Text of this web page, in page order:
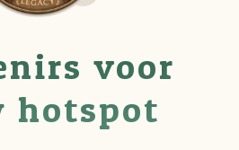
voor
hotspot